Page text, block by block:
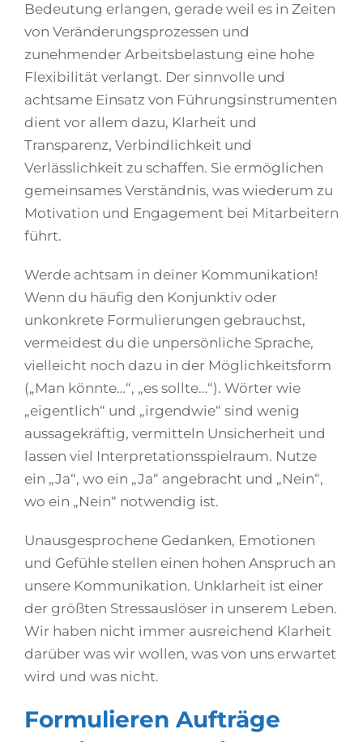
Bedeutung erlangen, gerade weil es in Zeiten
von Veränderungsprozessen und
zunehmender Arbeitsbelastung eine hohe
Flexibilität verlangt. Der sinnvolle und
achtsame Einsatz von Führungsinstrumenten
dient vor allem dazu, Klarheit und
Transparenz, Verbindlichkeit und
Verlässlichkeit zu schaffen. Sie ermöglichen
gemeinsames Verständnis, was wiederum zu
Motivation und Engagement bei Mitarbeitern
führt.
Werde achtsam in deiner Kommunikation!
Wenn du häufig den Konjunktiv oder
unkonkrete Formulierungen gebrauchst,
vermeidest du die unpersönliche Sprache,
vielleicht noch dazu in der Möglichkeitsform
(„Man könnte…“, „es sollte…“). Wörter wie
„eigentlich“ und „irgendwie“ sind wenig
aussagekräftig, vermitteln Unsicherheit und
lassen viel Interpretationsspielraum. Nutze
ein „Ja“, wo ein „Ja“ angebracht und „Nein“,
wo ein „Nein“ notwendig ist.
Unausgesprochene Gedanken, Emotionen
und Gefühle stellen einen hohen Anspruch an
unsere Kommunikation. Unklarheit ist einer
der größten Stressauslöser in unserem Leben.
Wir haben nicht immer ausreichend Klarheit
darüber was wir wollen, was von uns erwartet
wird und was nicht.
Formulieren Aufträge